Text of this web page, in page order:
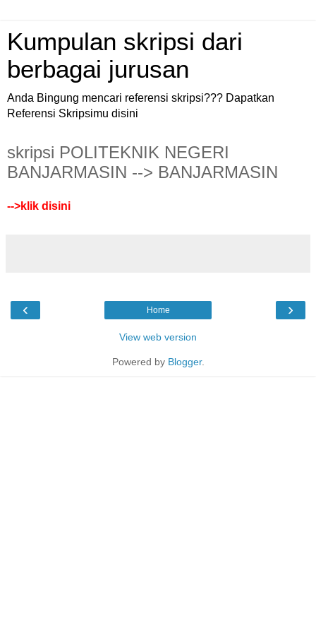
Kumpulan skripsi dari
berbagai jurusan
Anda Bingung mencari referensi skripsi??? Dapatkan
Referensi Skripsimu disini
skripsi POLITEKNIK NEGERI
BANJARMASIN --> BANJARMASIN
-->klik disini
‹ ›
Home
View web version
Powered by Blogger.